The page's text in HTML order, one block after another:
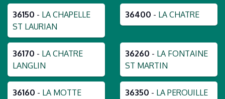
36150 - LA CHAPELLE
ST LAURIAN
36400 - LA CHATRE
36170 - LA CHATRE
LANGLIN
36260 - LA FONTAINE
ST MARTIN
36160 - LA MOTTE
36350 - LA PEROUILLE